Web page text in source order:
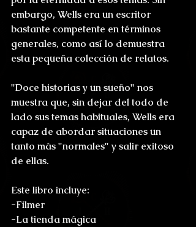
embargo, Wells era un escritor
bastante competente en términos
generales, como así lo demuestra
esta pequeña colección de relatos.
"Doce historias y un sueño" nos
muestra que, sin dejar del todo de
lado sus temas habituales, Wells era
capaz de abordar situaciones un
tanto más "normales" y salir exitoso
de ellas.
Este libro incluye:
-Filmer
-La tienda mágica